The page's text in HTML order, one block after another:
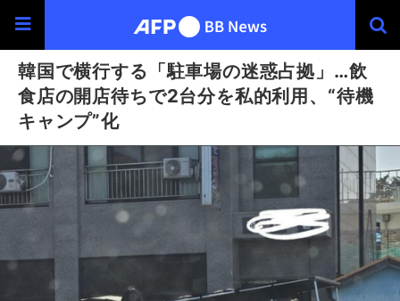
韓国で横行する「駐車場の迷惑占拠」…飲
食店の開店待ちで2台分を私的利用、“待機
キャンプ”化